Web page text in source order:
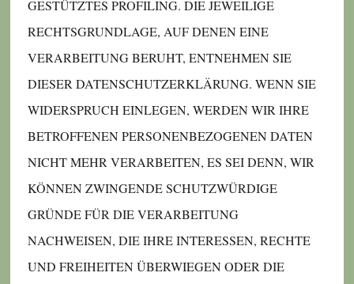
GESTÜTZTES PROFILING. DIE JEWEILIGE
RECHTSGRUNDLAGE, AUF DENEN EINE
VERARBEITUNG BERUHT, ENTNEHMEN SIE
DIESER DATENSCHUTZERKLÄRUNG. WENN SIE
WIDERSPRUCH EINLEGEN, WERDEN WIR IHRE
BETROFFENEN PERSONENBEZOGENEN DATEN
NICHT MEHR VERARBEITEN, ES SEI DENN, WIR
KÖNNEN ZWINGENDE SCHUTZWÜRDIGE
GRÜNDE FÜR DIE VERARBEITUNG
NACHWEISEN, DIE IHRE INTERESSEN, RECHTE
UND FREIHEITEN ÜBERWIEGEN ODER DIE